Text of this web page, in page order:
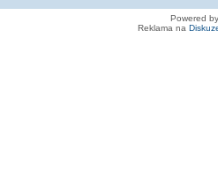
Powered
Reklama na